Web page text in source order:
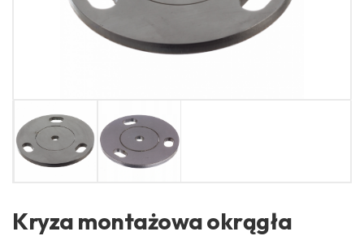
Kryza montażowa okrągła